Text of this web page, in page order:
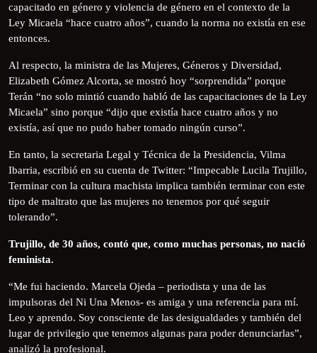
capacitado en género y violencia de género en el contexto de la
Ley Micaela “hace cuatro años”, cuando la norma no existía en ese
entonces.
Al respecto, la ministra de las Mujeres, Géneros y Diversidad,
Elizabeth Gómez Alcorta, se mostró hoy “sorprendida” porque
Terán “no solo mintió cuando habló de las capacitaciones de la Ley
Micaela” sino porque “dijo que existía hace cuatro años y no
existía, así que no pudo haber tomado ningún curso”.
En tanto, la secretaria Legal y Técnica de la Presidencia, Vilma
Ibarria, escribió en su cuenta de Twitter: “Impecable Lucila Trujillo,
Terminar con la cultura machista implica también terminar con este
tipo de maltrato que las mujeres no tenemos por qué seguir
tolerando”.
Trujillo, de 30 años, contó que, como muchas personas, no nació
feminista.
“Me fui haciendo. Marcela Ojeda – periodista y una de las
impulsoras del Ni Una Menos- es amiga y una referencia para mí.
Leo y aprendo. Soy consciente de las desigualdades y también del
lugar de privilegio que tenemos algunas para poder denunciarlas”,
analizó la profesional.